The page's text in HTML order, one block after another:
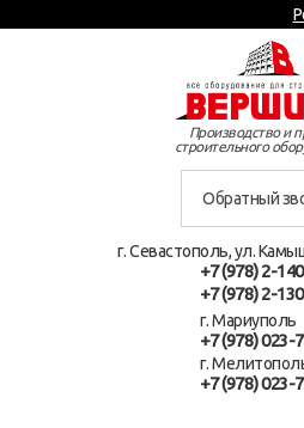
Производство и
строительного
Обратный
г. Севастополь, ул.
+7 (978) 2-
+7 (978) 2-
г. Мариуполь
+7 (978) 023-
г.
+7 (978) 023-